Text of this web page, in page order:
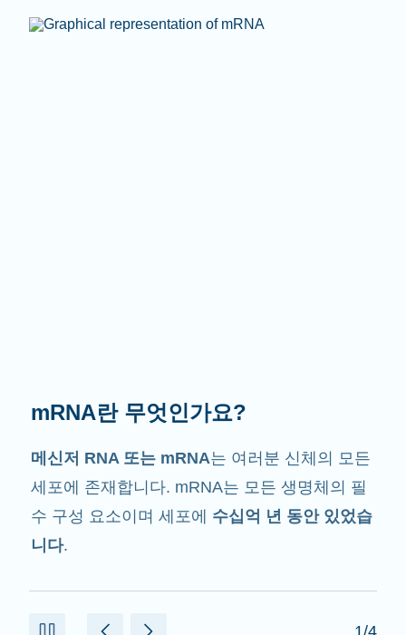
mRNA는 무슨 일을 할까요?
그 이름에서 암시하는 것처럼 mRNA는전달자
입니다. mRNA는 단백질을 만드는데 도움을 주
는 세포 내 다른 구성 요소와 상호작용합니다.